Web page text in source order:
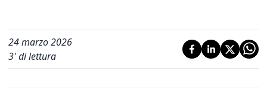
24 marzo 2026
3' di lettura